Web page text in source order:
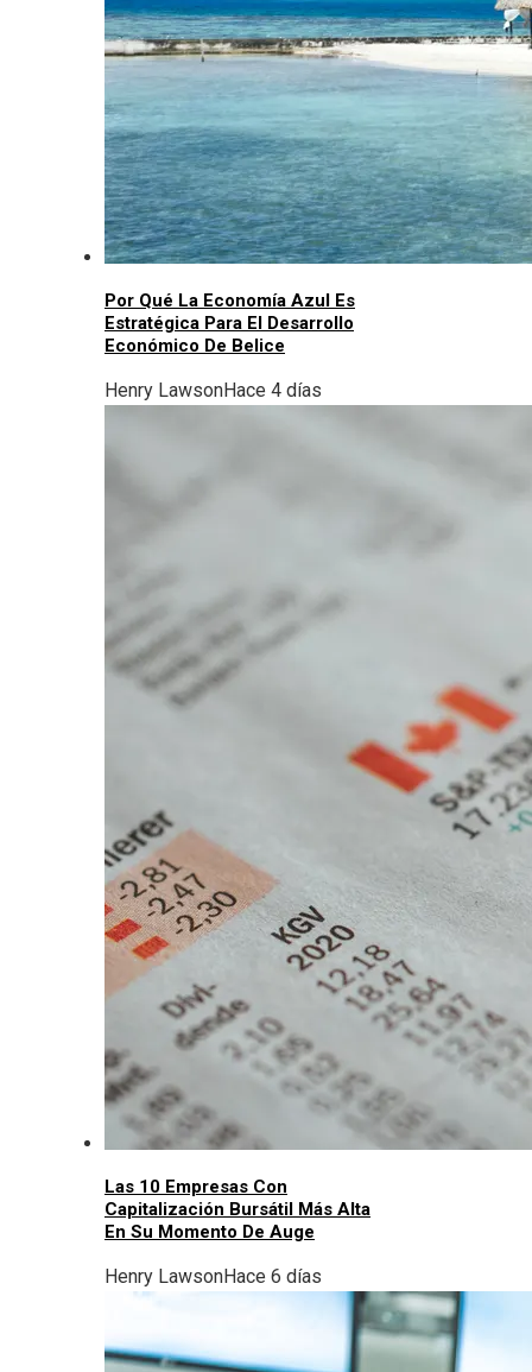
Por Qué La Economía Azul Es
Estratégica Para El Desarrollo
Económico De Belice
Henry LawsonHace 4 días
Las 10 Empresas Con
Capitalización Bursátil Más Alta
En Su Momento De Auge
Henry LawsonHace 6 días